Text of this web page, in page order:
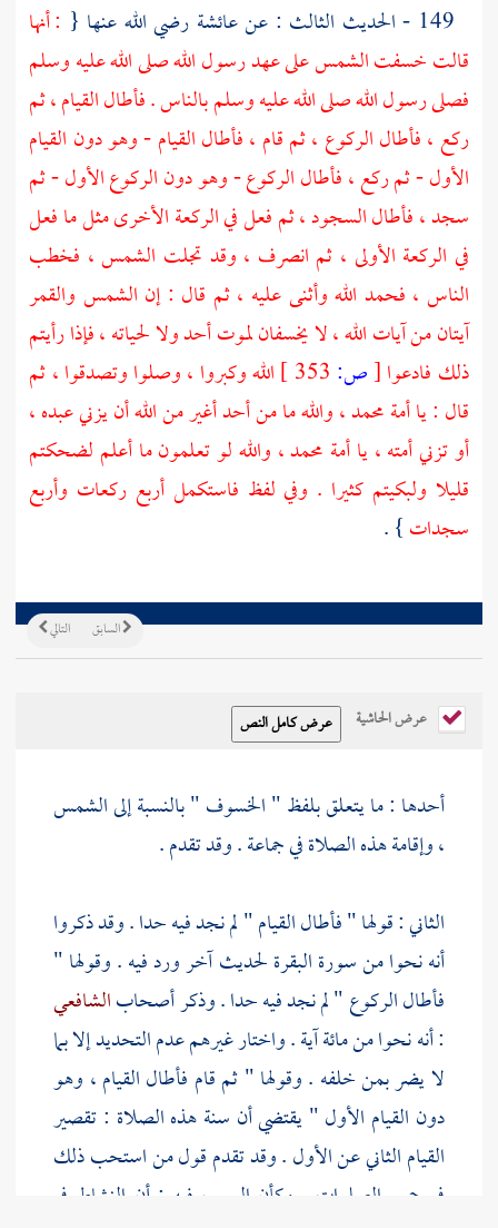
عائشة رضي الله عنها { : أنها
قالت خسفت الشمس على عهد رسول الله صلى الله عليه وسلم
فصلى رسول الله صلى الله عليه وسلم بالناس . فأطال القيام ، ثم
ركع ، فأطال الركوع ، ثم قام ، فأطال القيام - وهو دون القيام
الأول - ثم ركع ، فأطال الركوع - وهو دون الركوع الأول - ثم
سجد ، فأطال السجود ، ثم فعل في الركعة الأخرى مثل ما فعل
في الركعة الأولى ، ثم انصرف ، وقد تجلت الشمس ، فخطب
الناس ، فحمد الله وأثنى عليه ، ثم قال : إن الشمس والقمر
آيتان من آيات الله ، لا يخسفان لموت أحد ولا لحياته ، فإذا رأيتم
ذلك فادعوا[ص:
الله وكبروا ، وصلوا وتصدقوا ، ثم
قال : يا أمة محمد ، والله ما من أحد أغير من الله أن يزني عبده ،
أو تزني أمته ، يا أمة محمد ، والله لو تعلمون ما أعلم لضحكتم
قليلا ولبكيتم كثيرا . وفي لفظ فاستكمل أربع ركعات وأربع
سجدات} .
التالي السابق
عرض الحاشية
أحدها : ما يتعلق بلفظ " الخسوف " بالنسبة إلى الشمس
، وإقامة هذه الصلاة في جماعة . وقد تقدم .
الثاني : قولها " فأطال القيام " لم نجد فيه حدا . وقد ذكروا
أنه نحوا من سورة البقرة لحديث آخر ورد فيه . وقولها "
فأطال الركوع " لم نجد فيه حدا . وذكر أصحابالشافعي
: أنه نحوا من مائة آية . واختار غيرهم عدم التحديد إلا بما
لا يضر بمن خلفه . وقولها " ثم قام فأطال القيام ، وهو
دون القيام الأول " يقتضي أن سنة هذه الصلاة : تقصير
القيام الثاني عن الأول . وقد تقدم قول من استحب ذلك
في جميع الصلوات . وكأن السبب فيه : أن النشاط في